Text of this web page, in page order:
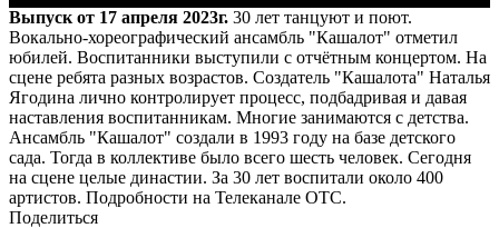
Выпуск от 17 апреля 2023г. 30 лет танцуют и поют.
Вокально-хореографический ансамбль "Кашалот" отметил
юбилей. Воспитанники выступили с отчётным концертом. На
сцене ребята разных возрастов. Создатель "Кашалота" Наталья
Ягодина лично контролирует процесс, подбадривая и давая
наставления воспитанникам. Многие занимаются с детства.
Ансамбль "Кашалот" создали в 1993 году на базе детского
сада. Тогда в коллективе было всего шесть человек. Сегодня
на сцене целые династии. За 30 лет воспитали около 400
артистов. Подробности на Телеканале ОТС.
Поделиться